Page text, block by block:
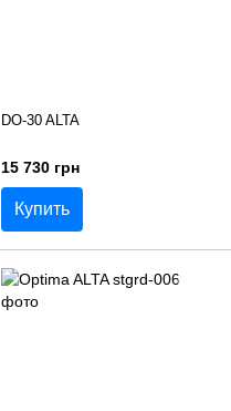
DO-30 ALTA
15 730 грн
Купить